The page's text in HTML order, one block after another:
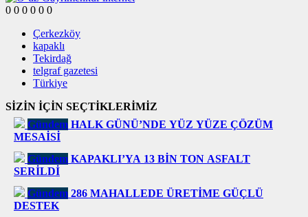
0 0 0 0 0 0
Çerkezköy
kapaklı
Tekirdağ
telgraf gazetesi
Türkiye
SİZİN İÇİN SEÇTİKLERİMİZ
Gündem HALK GÜNÜ’NDE YÜZ YÜZE ÇÖZÜM
MESAİSİ
Gündem KAPAKLI’YA 13 BİN TON ASFALT
SERİLDİ
Gündem 286 MAHALLEDE ÜRETİME GÜÇLÜ
DESTEK